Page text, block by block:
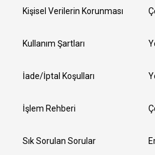
Kişisel Verilerin Korunması
Kullanım Şartları
İade/İptal Koşulları
İşlem Rehberi
Sık Sorulan Sorular